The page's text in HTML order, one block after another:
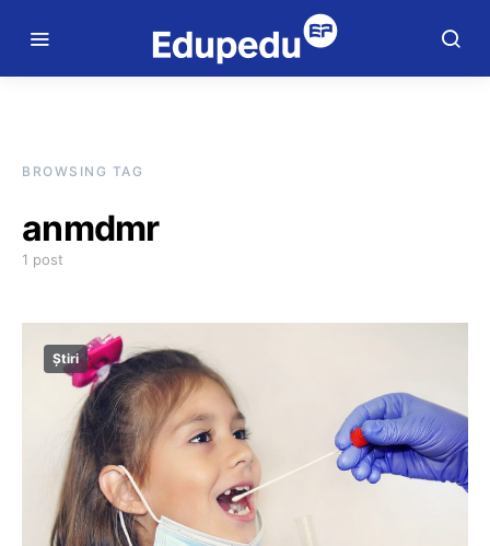
BROWSING TAG
anmdmr
1 post
Știri